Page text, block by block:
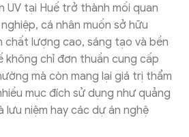
UV tại Huế trở thành mối quan
cá nhân muốn sở hữu
chất lượng cao, sáng tạo và bền
không chỉ đơn thuần cung cấp
mà còn mang lại giá trị thẩm
mục đích sử dụng như quảng
lưu niệm hay các dự án nghệ